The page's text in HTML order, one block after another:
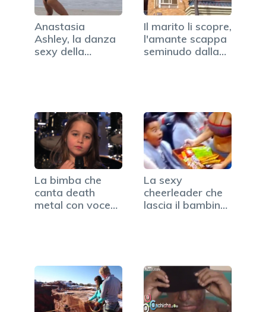
Anastasia
Ashley, la danza
sexy della
Il marito li scopre,
l'amante scappa
seminudo dalla…
La bimba che
canta death
metal con voce
La sexy
cheerleader che
lascia il bambino